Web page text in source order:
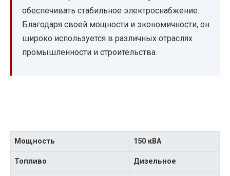
обеспечивать стабильное электроснабжение.
Благодаря своей мощности и экономичности, он
широко используется в различных отраслях
промышленности и строительства.
Мощность 150 кВА
Топливо Дизельное